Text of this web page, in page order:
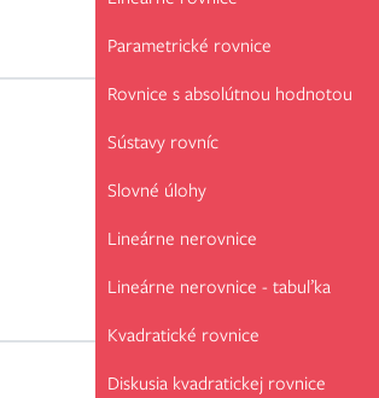
Parametrické rovnice
Rovnice s absolútnou hodnotou
Sústavy rovníc
Slovné úlohy
Lineárne nerovnice
Lineárne nerovnice - tabuľka
Kvadratické rovnice
Diskusia kvadratickej rovnice